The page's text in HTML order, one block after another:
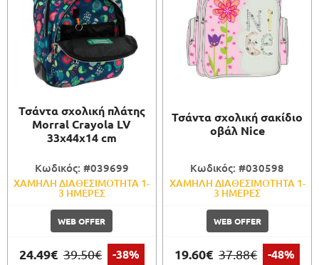
Τσάντα σχολική πλάτης
Morral Crayola LV
33x44x14 cm
Κωδικός: #039699
ΧΑΜΗΛΗ ΔΙΑΘΕΣΙΜΟΤΗΤΑ 1-
3 ΗΜΕΡΕΣ
WEB OFFER
24.49€ 39.50€ -38%
Τσάντα σχολική σακίδιο
οβάλ Nice
Κωδικός: #030598
ΧΑΜΗΛΗ ΔΙΑΘΕΣΙΜΟΤΗΤΑ 1-
3 ΗΜΕΡΕΣ
WEB OFFER
19.60€ 37.88€ -48%